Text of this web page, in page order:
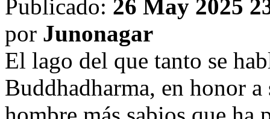
Publicado: 26 May 2025
por Junonagar
El lago del que tanto se
Buddhadharma, en honor